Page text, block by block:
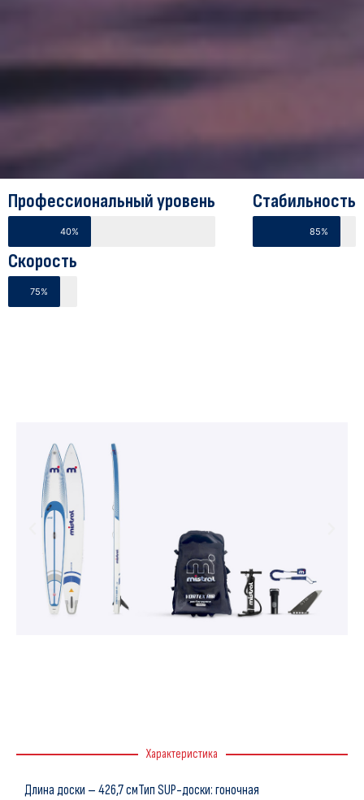
Профессиональный уровень
40%
Стабильность
85%
Скорость
75%
Характеристика
Длина доски – 426,7 смТип SUP-доски: гоночная